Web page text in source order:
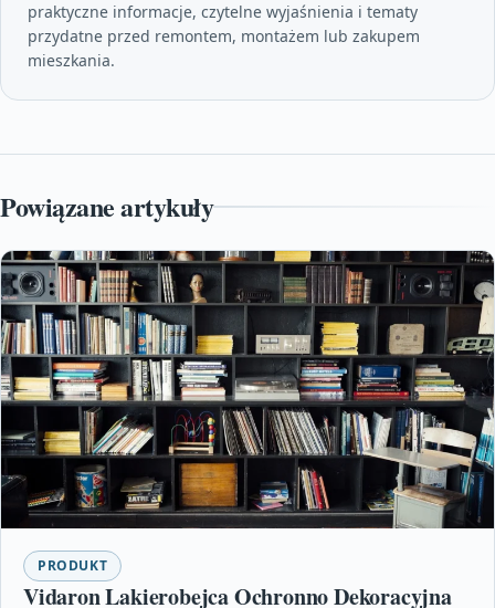
praktyczne informacje, czytelne wyjaśnienia i tematy
przydatne przed remontem, montażem lub zakupem
mieszkania.
Powiązane artykuły
PRODUKT
Vidaron Lakierobejca Ochronno Dekoracyjna